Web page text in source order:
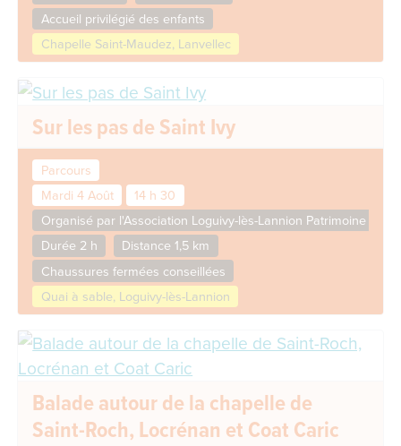
Accueil privilégié des enfants
Chapelle Saint-Maudez, Lanvellec
Sur les pas de Saint Ivy
Parcours
Mardi 4 Août
14 h 30
Organisé par l'Association Loguivy-lès-Lannion Patrimoine
Durée 2 h
Distance 1,5 km
Chaussures fermées conseillées
Quai à sable, Loguivy-lès-Lannion
Balade autour de la chapelle de
Saint-Roch, Locrénan et Coat Caric